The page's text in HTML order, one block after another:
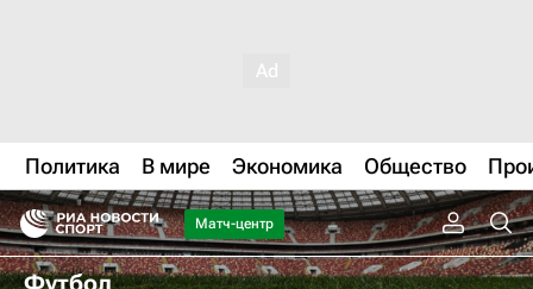
Политика В мире Экономика Общество
Матч-центр
Футбол